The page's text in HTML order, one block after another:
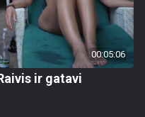
00:05:06
ir gatavi